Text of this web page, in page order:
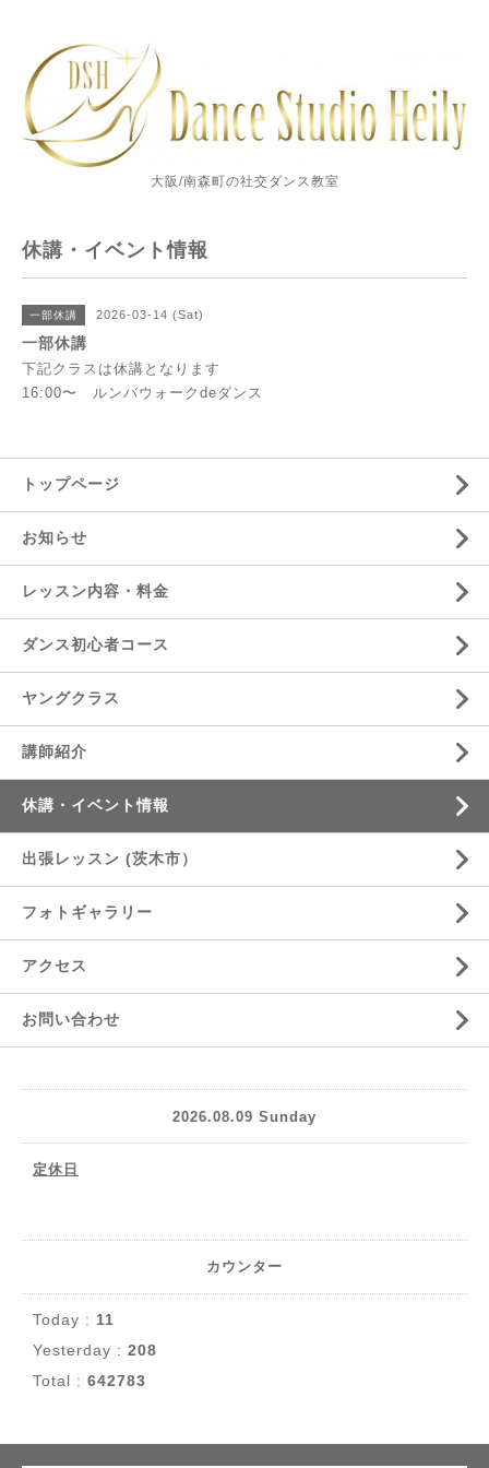
大阪/南森町の社交ダンス教室
休講・イベント情報
一部休講 2026-03-14 (Sat)
一部休講
下記クラスは休講となります
16:00〜 ルンバウォークdeダンス
トップページ
お知らせ
レッスン内容・料金
ダンス初心者コース
ヤングクラス
講師紹介
休講・イベント情報
出張レッスン (茨木市）
フォトギャラリー
アクセス
お問い合わせ
2026.08.09 Sunday
定休日
カウンター
Today : 11
Yesterday : 208
Total : 642783